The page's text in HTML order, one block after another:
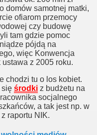
domów samotnej matki,
ofiarom przemocy
czy budowę
tam gdzie pomoc
pójdą na
więc Konwencja
z 2005 roku.
chodzi tu o los kobiet.
się środki z budżetu na
socjalnego
a tak jest np. w
raportu NIK.